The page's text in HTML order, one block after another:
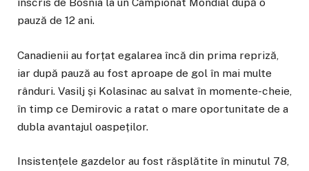
înscris de Bosnia la un Campionat Mondial după o
pauză de 12 ani.
Canadienii au forțat egalarea încă din prima repriză,
iar după pauză au fost aproape de gol în mai multe
rânduri. Vasilj și Kolasinac au salvat în momente-cheie,
în timp ce Demirovic a ratat o mare oportunitate de a
dubla avantajul oaspeților.
Insistențele gazdelor au fost răsplătite în minutul 78,